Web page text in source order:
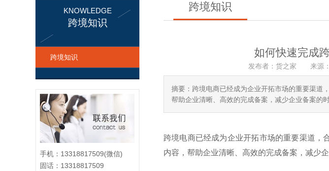
KNOWLEDGE
跨境知识
跨境知识
手机：13318817509(微信)
固话：13318817509
跨境知识
如何快速完成
发布者：货之家 来源
摘要：跨境电商已经成为企业开拓市场的重要渠道
帮助企业清晰、高效的完成备案，减少企业备案的时
跨境电商已经成为企业开拓市场的重要渠道，
内容，帮助企业清晰、高效的完成备案，减少企